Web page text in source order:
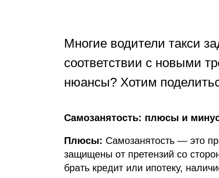
Многие водители такси
соответствии с новыми
нюансы? Хотим
Самозанятость: плюсы и
Плюсы: Самозанятость — это
защищены от претензий со
брать кредит или ипотеку,